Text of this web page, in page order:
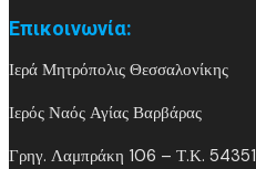
Επικοινωνία:
Ιερά Μητρόπολις Θεσσαλονίκης
Ιερός Ναός Αγίας Βαρβάρας
Γρηγ. Λαμπράκη 106 – Τ.Κ. 54351